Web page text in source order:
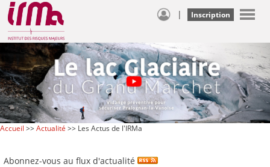
| Inscription
Accueil >>Actualité >> Les Actus de l'IRMa
Abonnez-vous au flux d'actualité